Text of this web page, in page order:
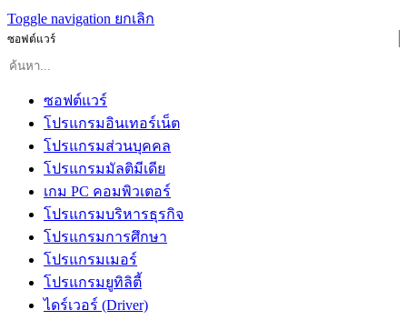
Toggle navigation ยกเลิก
ซอฟต์แวร์
ซอฟต์แวร์
โปรแกรมอินเทอร์เน็ต
โปรแกรมส่วนบุคคล
โปรแกรมมัลติมีเดีย
เกม PC คอมพิวเตอร์
โปรแกรมบริหารธุรกิจ
โปรแกรมการศึกษา
โปรแกรมเมอร์
โปรแกรมยูทิลิตี้
ไดร์เวอร์ (Driver)